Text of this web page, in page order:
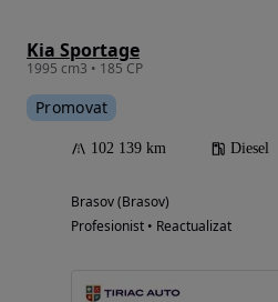
Kia Sportage
1995 cm3 • 185 CP
Promovat
102 139 km Diesel
Brasov (Brasov)
Profesionist • Reactualizat